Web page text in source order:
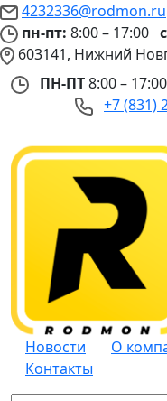
4232336@rodmon.ru
пн-пт: 8:00 – 17:00
603141, Нижний
ПН-ПТ8:00 – 17:00
+7 (831)
Новости
О
Контакты